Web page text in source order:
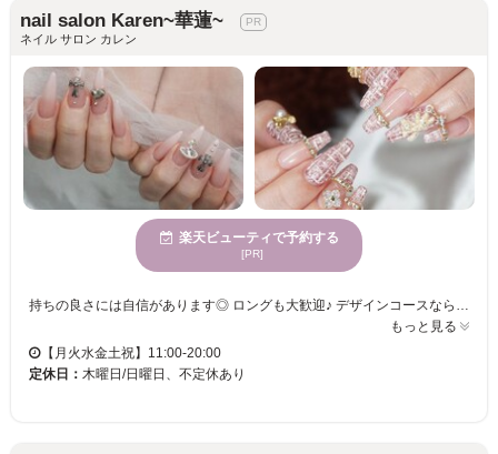
nail salon Karen~華蓮~
ネイル サロン カレン
楽天ビューティで予約する
[PR]
持ちの良さには自信があります◎ ロングも大歓迎♪ デザインコースならマグネットなどの 特殊ジェルが無料で使い放題＼（＾o＾）／ どんな方でも持ちが良くしっかり最低1ヶ月は 問題なく付いて帰って来てくれていますので お悩みや修正して欲しいことは 何でもご相談ください パーツの種類も豊富でカラーはお客様に合った お気に入りのオリジナルカラーも作れます。 他には置いていない特殊材料も数多く入れていますので 是非、何でもご相談下さい 電子タバコでしたら喫煙OK！
もっと見る
【月火水金土祝】11:00-20:00
定休日： 木曜日/日曜日、不定休あり